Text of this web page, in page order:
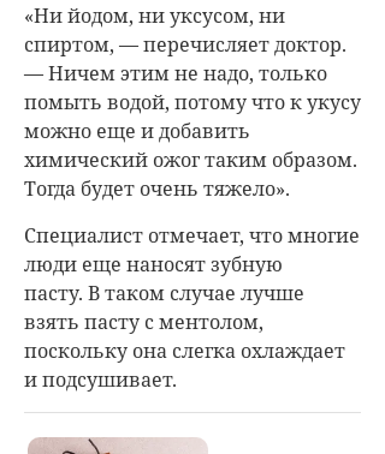
«Ни йодом, ни уксусом, ни
спиртом, — перечисляет доктор.
— Ничем этим не надо, только
помыть водой, потому что к укусу
можно еще и добавить
химический ожог таким образом.
Тогда будет очень тяжело».
Специалист отмечает, что многие
люди еще наносят зубную
пасту. В таком случае лучше
взять пасту с ментолом,
поскольку она слегка охлаждает
и подсушивает.